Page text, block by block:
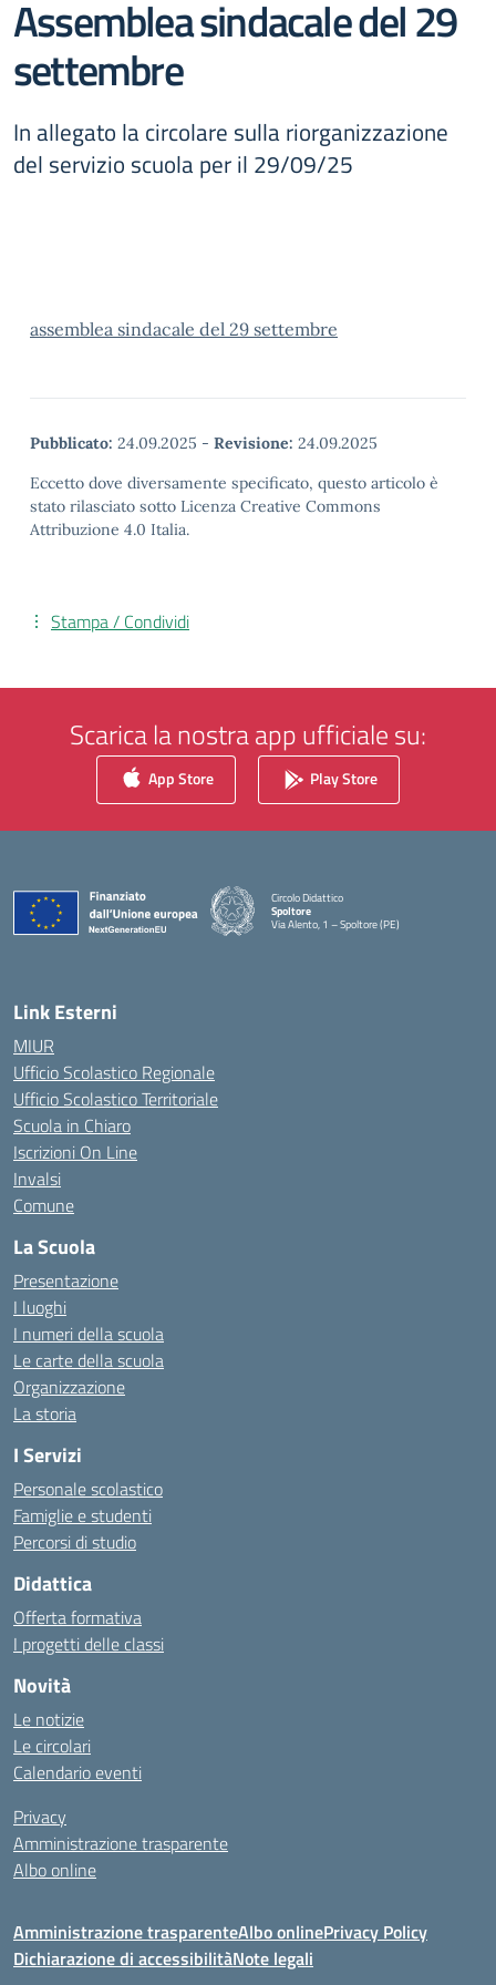
Assemblea sindacale del 29
settembre
In allegato la circolare sulla riorganizzazione
del servizio scuola per il 29/09/25
assemblea sindacale del 29 settembre
Pubblicato: 24.09.2025 - Revisione: 24.09.2025
Eccetto dove diversamente specificato, questo articolo è
stato rilasciato sotto Licenza Creative Commons
Attribuzione 4.0 Italia.
Stampa / Condividi
Scarica la nostra app ufficiale su:
App Store Play Store
Circolo Didattico
Spoltore
Via Alento, 1 – Spoltore (PE)
— Visita la pagina iniziale della scuola
Link Esterni
MIUR
Ufficio Scolastico Regionale
Ufficio Scolastico Territoriale
Scuola in Chiaro
Iscrizioni On Line
Invalsi
Comune
La Scuola
Presentazione
I luoghi
I numeri della scuola
Le carte della scuola
Organizzazione
La storia
I Servizi
Personale scolastico
Famiglie e studenti
Percorsi di studio
Didattica
Offerta formativa
I progetti delle classi
Novità
Le notizie
Le circolari
Calendario eventi
Privacy
Amministrazione trasparente
Albo online
Amministrazione trasparenteAlbo onlinePrivacy Policy
Dichiarazione di accessibilitàNote legali